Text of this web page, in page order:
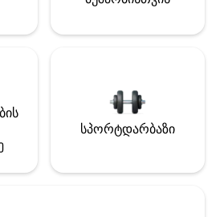
სპორტდარბაზი